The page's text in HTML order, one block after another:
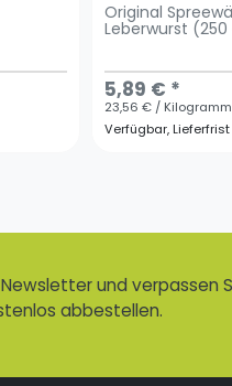
Original
Leberwurst (250
5,89 € *
23,56 € / Kilogramm
Verfügbar,
und verpassen
abbestellen.